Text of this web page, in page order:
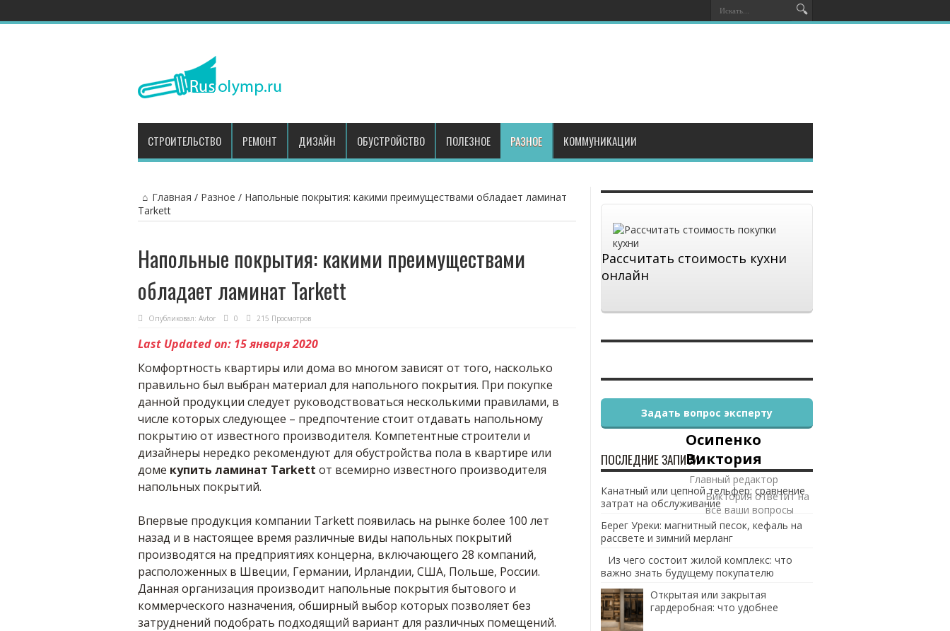
СТРОИТЕЛЬСТВО РЕМОНТ ДИЗАЙН ОБУСТРОЙСТВО ПОЛЕЗНОЕ РАЗНОЕ КОММУНИКАЦИИ
Главная / Разное / Напольные покрытия: какими преимуществами обладает ламинат
Tarkett
Напольные покрытия: какими преимуществами
обладает ламинат Tarkett
Опубликовал: Avtor 0 215 Просмотров
Last Updated on: 15 января 2020
Комфортность квартиры или дома во многом зависят от того, насколько
правильно был выбран материал для напольного покрытия. При покупке
данной продукции следует руководствоваться несколькими правилами, в
числе которых следующее – предпочтение стоит отдавать напольному
покрытию от известного производителя. Компетентные строители и
дизайнеры нередко рекомендуют для обустройства пола в квартире или
доме купить ламинат Tarkett от всемирно известного производителя
напольных покрытий.
Впервые продукция компании Tarkett появилась на рынке более 100 лет
назад и в настоящее время различные виды напольных покрытий
производятся на предприятиях концерна, включающего 28 компаний,
расположенных в Швеции, Германии, Ирландии, США, Польше, России.
Данная организация производит напольные покрытия бытового и
коммерческого назначения, обширный выбор которых позволяет без
затруднений подобрать подходящий вариант для различных помещений.
Рассчитать стоимость кухни
онлайн
Осипенко
Виктория
Главный редактор
Виктория ответит на
все ваши вопросы
Задать вопрос эксперту
ПОСЛЕДНИЕ ЗАПИСИ
Канатный или цепной тельфер: сравнение
затрат на обслуживание
Берег Уреки: магнитный песок, кефаль на
рассвете и зимний мерланг
Из чего состоит жилой комплекс: что
важно знать будущему покупателю
Открытая или закрытая
гардеробная: что удобнее